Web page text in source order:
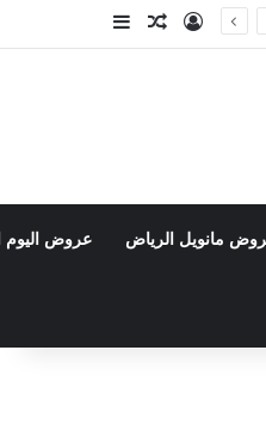
تسجيل الدخول
مقال عشوائي
إضافة عمود
مانويل الرياض عروض اليوم